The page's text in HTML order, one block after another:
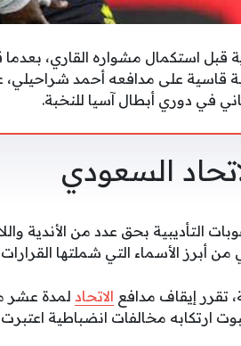
استكمال مشواره القاري، بعدما
قاسية على مدافعه أحمد شراحيلي،
في دوري أبطال آسيا للنخبة.
السعودي
التأديبية بحق عدد من الأندية
أبرز الأسماء التي شملتها
تقرر إيقاف مدافع الاتحاد
ارتكابه مخالفات انضباطية